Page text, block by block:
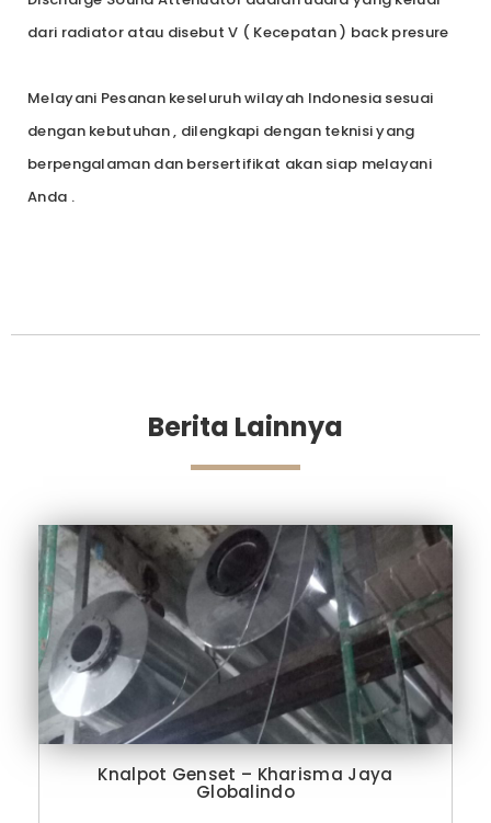
dari radiator atau disebut V ( Kecepatan ) back presure
Melayani Pesanan keseluruh wilayah Indonesia sesuai
dengan kebutuhan , dilengkapi dengan teknisi yang
berpengalaman dan bersertifikat akan siap melayani
Anda .
Berita Lainnya
Knalpot Genset – Kharisma Jaya
Globalindo